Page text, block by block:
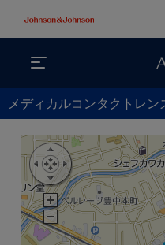
メディカルコンタクトレン